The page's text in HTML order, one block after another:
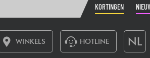
KORTINGEN
WINKELS HOTLINE NL